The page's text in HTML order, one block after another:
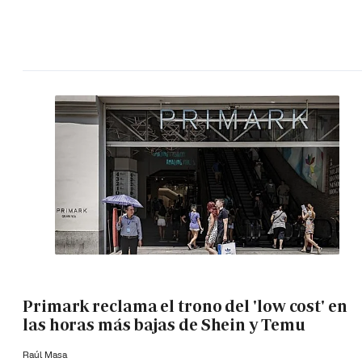
Primark reclama el trono del 'low cost' en
las horas más bajas de Shein y Temu
Raúl Masa